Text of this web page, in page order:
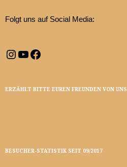
Folgt uns auf Social Media:
Instagram
YouTube
Facebook
ERZÄHLT BITTE EUREN FREUNDEN VON UNS
BESUCHER-STATISTIK SEIT 09/2017